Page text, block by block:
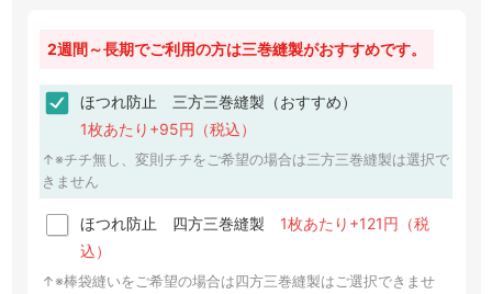
2週間～長期でご利用の方は三巻縫製がおすすめです。
ほつれ防止 三方三巻縫製（おすすめ）
1枚あたり+95円（税込）
↑※チチ無し、変則チチをご希望の場合は三方三巻縫製は選択で
きません
ほつれ防止 四方三巻縫製 1枚あたり+121円（税
込）
↑※棒袋縫いをご希望の場合は四方三巻縫製はご選択できませ